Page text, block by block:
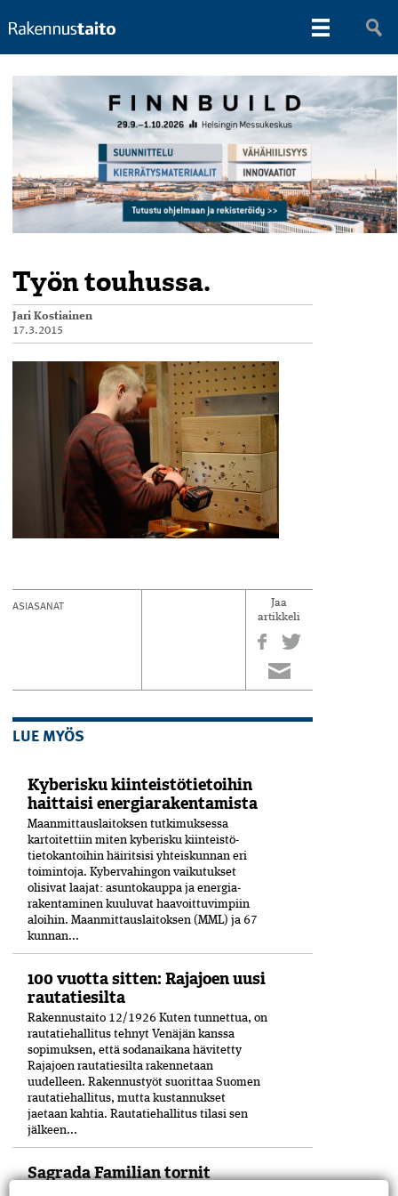
Työn touhussa.
Jari Kostiainen
17.3.2015
ASIASANAT
Jaa
artikkeli
LUE MYÖS
Kyberisku kiinteistötietoihin
haittaisi energiarakentamista
Maanmittauslaitoksen tutkimuksessa
kartoitettiin miten kyberisku kiinteistö­
tietokantoihin häiritsisi yhteiskunnan eri
toimintoja. Kyber­vahingon vaikutukset
olisivat laajat: asuntokauppa ja energia­
rakentaminen kuuluvat haavoittuvimpiin
aloihin. Maanmittauslaitoksen (MML) ja 67
kunnan...
100 vuotta sitten: Rajajoen uusi
rautatiesilta
Rakennustaito 12/1926 Kuten tunnettua, on
rautatiehallitus tehnyt Venäjän kanssa
sopimuksen, että sodanaikana hävitetty
Rajajoen rautatiesilta rakennetaan
uudelleen. Rakennustyöt suorittaa Suomen
rautatiehallitus, mutta kustannukset
jaetaan kahtia. Rautatiehallitus tilasi sen
jälkeen...
Sagrada Familian tornit